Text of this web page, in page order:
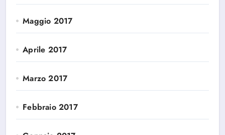
Maggio 2017
Aprile 2017
Marzo 2017
Febbraio 2017